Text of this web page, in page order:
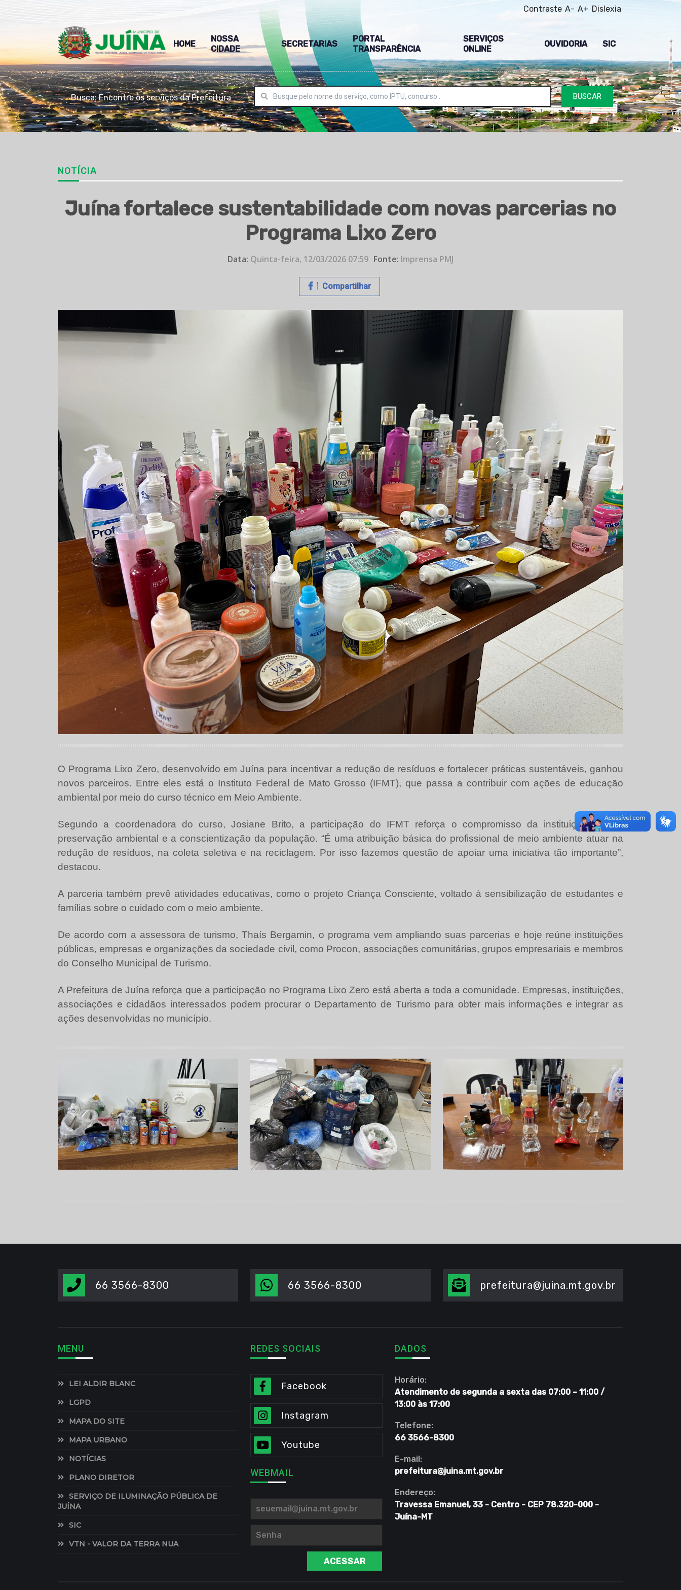
Contraste A- A+ Dislexia
HOME
NOSSA
CIDADE
SECRETARIAS
PORTAL
TRANSPARÊNCIA
SERVIÇOS
ONLINE
OUVIDORIA SIC
Busca: Encontre os serviços da Prefeitura BUSCAR
NOTÍCIA
Juína fortalece sustentabilidade com novas parcerias no
Programa Lixo Zero
Data: Quinta-feira, 12/03/2026 07:59 Fonte: Imprensa PMJ
Compartilhar
O Programa Lixo Zero, desenvolvido em Juína para incentivar a redução de resíduos e fortalecer práticas sustentáveis, ganhou
novos parceiros. Entre eles está o Instituto Federal de Mato Grosso (IFMT), que passa a contribuir com ações de educação
ambiental por meio do curso técnico em Meio Ambiente.
Segundo a coordenadora do curso, Josiane Brito, a participação do IFMT reforça o compromisso da instituição com a
preservação ambiental e a conscientização da população. “É uma atribuição básica do profissional de meio ambiente atuar na
redução de resíduos, na coleta seletiva e na reciclagem. Por isso fazemos questão de apoiar uma iniciativa tão importante”,
destacou.
A parceria também prevê atividades educativas, como o projeto Criança Consciente, voltado à sensibilização de estudantes e
famílias sobre o cuidado com o meio ambiente.
De acordo com a assessora de turismo, Thaís Bergamin, o programa vem ampliando suas parcerias e hoje reúne instituições
públicas, empresas e organizações da sociedade civil, como Procon, associações comunitárias, grupos empresariais e membros
do Conselho Municipal de Turismo.
A Prefeitura de Juína reforça que a participação no Programa Lixo Zero está aberta a toda a comunidade. Empresas, instituições,
associações e cidadãos interessados podem procurar o Departamento de Turismo para obter mais informações e integrar as
ações desenvolvidas no município.
66 3566-8300 66 3566-8300 prefeitura@juina.mt.gov.br
MENU
LEI ALDIR BLANC
LGPD
MAPA DO SITE
MAPA URBANO
NOTÍCIAS
PLANO DIRETOR
SERVIÇO DE ILUMINAÇÃO PÚBLICA DE
JUÍNA
SIC
VTN - VALOR DA TERRA NUA
REDES SOCIAIS
Facebook
Instagram
Youtube
WEBMAIL
ACESSAR
DADOS
Horário:
Atendimento de segunda a sexta das 07:00 – 11:00 /
13:00 às 17:00
Telefone:
66 3566-8300
E-mail:
prefeitura@juina.mt.gov.br
Endereço:
Travessa Emanuel, 33 - Centro - CEP 78.320-000 -
Juína-MT